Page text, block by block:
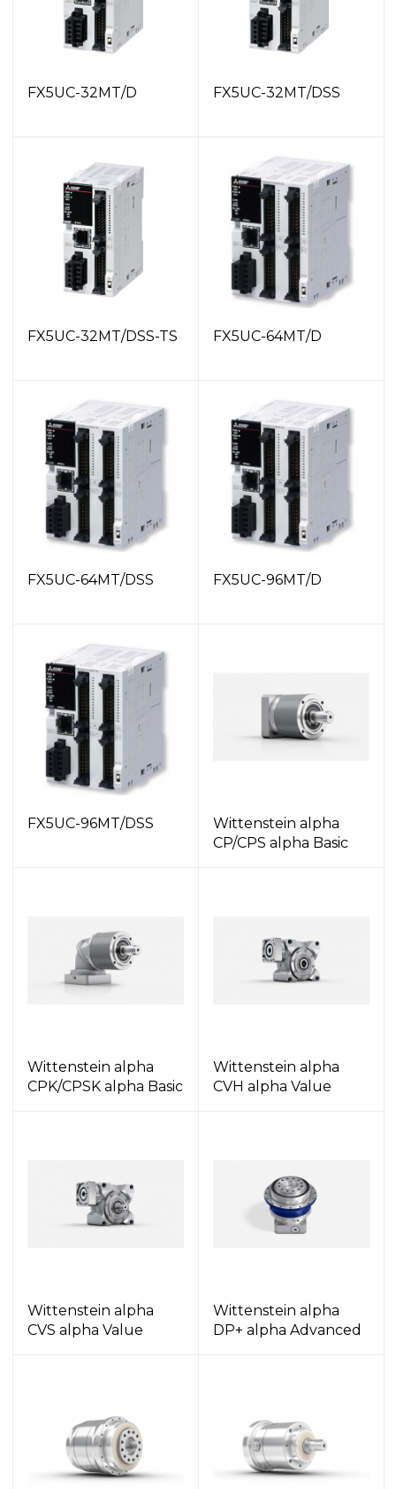
FX5UC-32MT/D FX5UC-32MT/DSS
FX5UC-32MT/DSS-TS FX5UC-64MT/D
FX5UC-64MT/DSS FX5UC-96MT/D
FX5UC-96MT/DSS
Wittenstein alpha
CP/CPS alpha Basic
Wittenstein alpha
CPK/CPSK alpha Basic
Wittenstein alpha
CVH alpha Value
Wittenstein alpha
CVS alpha Value
Wittenstein alpha
DP+ alpha Advanced